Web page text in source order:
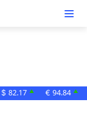
$ 82.17 ▲ € 94.84 ▲